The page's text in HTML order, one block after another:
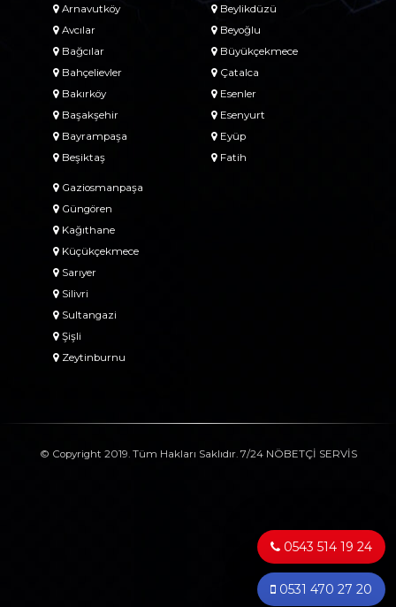
Arnavutköy
Avcılar
Bağcılar
Bahçelievler
Bakırköy
Başakşehir
Bayrampaşa
Beşiktaş
Beylikdüzü
Beyoğlu
Büyükçekmece
Çatalca
Esenler
Esenyurt
Eyüp
Fatih
Gaziosmanpaşa
Güngören
Kağıthane
Küçükçekmece
Sarıyer
Silivri
Sultangazi
Şişli
Zeytinburnu
© Copyright 2019. Tüm Hakları Saklıdır. 7/24 NÖBETÇİ SERVİS
0543 514 19 24
0531 470 27 20